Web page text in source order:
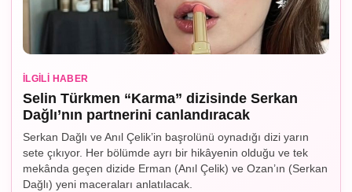
İLGILI HABER
Selin Türkmen “Karma” dizisinde Serkan
Dağlı’nın partnerini canlandıracak
Serkan Dağlı ve Anıl Çelik’in başrolünü oynadığı dizi yarın
sete çıkıyor. Her bölümde ayrı bir hikâyenin olduğu ve tek
mekânda geçen dizide Erman (Anıl Çelik) ve Ozan’ın (Serkan
Dağlı) yeni maceraları anlatılacak.